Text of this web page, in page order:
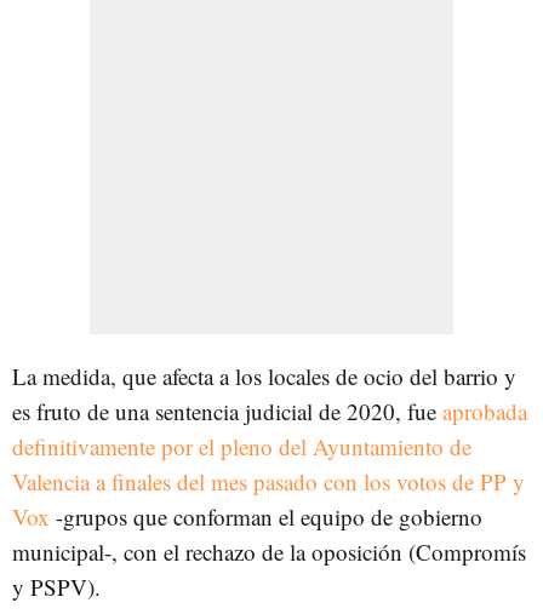
La medida, que afecta a los locales de ocio del barrio y
es fruto de una sentencia judicial de 2020, fue aprobada
definitivamente por el pleno del Ayuntamiento de
Valencia a finales del mes pasado con los votos de PP y
Vox -grupos que conforman el equipo de gobierno
municipal-, con el rechazo de la oposición (Compromís
y PSPV).